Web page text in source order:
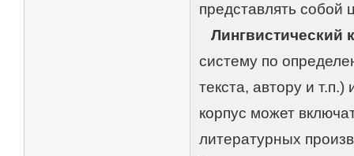
представлять собой
Лингвистический
систему по
текста, автору и
корпус может
литературных